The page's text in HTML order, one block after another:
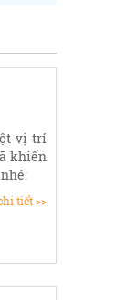
vị trí
khiến
tiết >>